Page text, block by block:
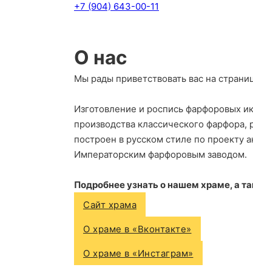
+7 (904) 643-00-11
О нас
Мы рады приветствовать вас на
Изготовление и роспись фарфоровых
производства классического
построен в русском стиле по проекту
Императорским фарфоровым заводом.
Подробнее узнать о нашем храме, а
Сайт храма
О храме в «Вконтакте»
О храме в «Инстаграм»